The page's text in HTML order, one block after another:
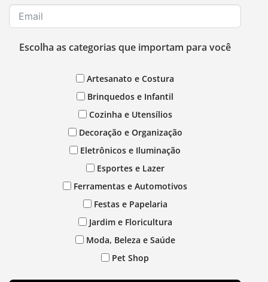
Escolha as categorias que importam para você
Artesanato e Costura
Brinquedos e Infantil
Cozinha e Utensílios
Decoração e Organização
Eletrônicos e Iluminação
Esportes e Lazer
Ferramentas e Automotivos
Festas e Papelaria
Jardim e Floricultura
Moda, Beleza e Saúde
Pet Shop